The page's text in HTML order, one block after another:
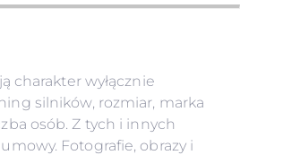
charakter wyłącznie
silników, rozmiar, marka
osób. Z tych i innych
Fotografie, obrazy i